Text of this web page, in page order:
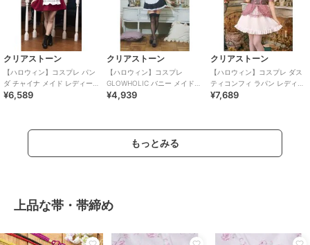
クリアストーン
【ハロウィン】コスプレ パン
ダ チャイナ メイド レディース
レッド
¥6,589
クリアストーン
【ハロウィン】コスプレ
GLOWHOLIC バニー メイド
レディース ブラック
¥4,939
クリアストーン
【ハロウィン】コスプレ ダス
ティコンフィ ラパン レディー
ス ピンク
¥7,689
もっとみる
上品な帯・帯締め